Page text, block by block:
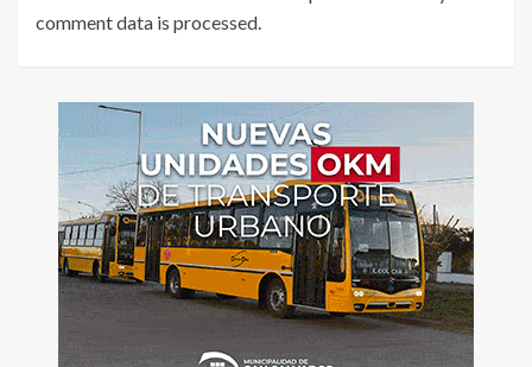
comment data is processed.